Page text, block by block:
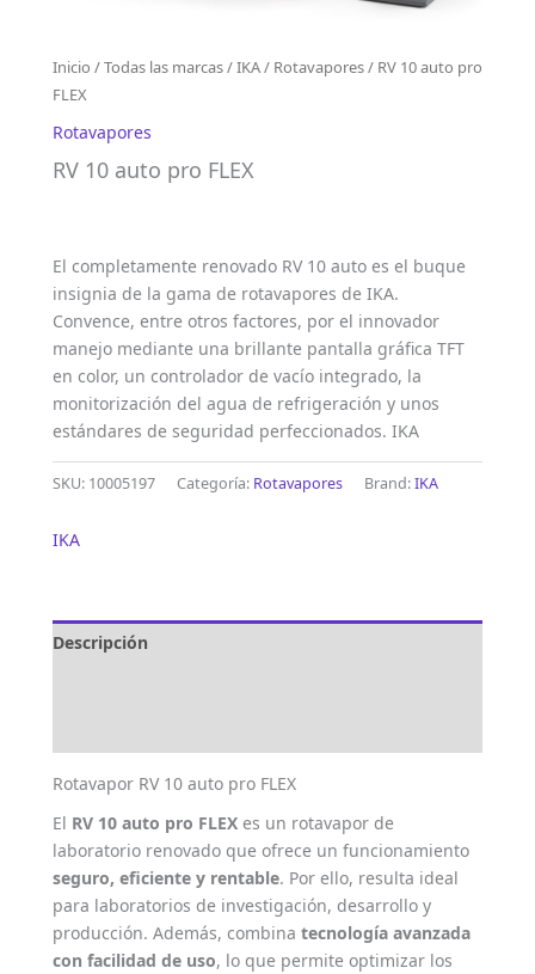
Inicio /Todas las marcas/IKA/ Rotavapores/ RV 10 auto pro
FLEX
Rotavapores
RV 10 auto pro FLEX
El completamente renovado RV 10 auto es el buque
insignia de la gama de rotavapores de IKA.
Convence, entre otros factores, por el innovador
manejo mediante una brillante pantalla gráfica TFT
en color, un controlador de vacío integrado, la
monitorización del agua de refrigeración y unos
estándares de seguridad perfeccionados. IKA
SKU: 10005197 Categoría: Rotavapores Brand:IKA
IKA
Descripción
Rotavapor RV 10 auto pro FLEX
El RV 10 auto pro FLEX es un rotavapor de
laboratorio renovado que ofrece un funcionamiento
seguro, eficiente y rentable. Por ello, resulta ideal
para laboratorios de investigación, desarrollo y
producción. Además, combina tecnología avanzada
con facilidad de uso, lo que permite optimizar los